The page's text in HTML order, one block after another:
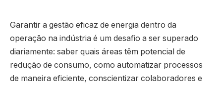
Garantir a gestão eficaz de energia dentro da
operação na indústria é um desafio a ser superado
diariamente: saber quais áreas têm potencial de
redução de consumo, como automatizar processos
de maneira eficiente, conscientizar colaboradores e